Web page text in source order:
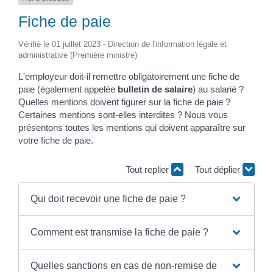
Fiche de paie
Vérifié le 01 juillet 2023 - Direction de l'information légale et
administrative (Première ministre)
L'employeur doit-il remettre obligatoirement une fiche de
paie (également appelée bulletin de salaire) au salarié ?
Quelles mentions doivent figurer sur la fiche de paie ?
Certaines mentions sont-elles interdites ? Nous vous
présentons toutes les mentions qui doivent apparaître sur
votre fiche de paie.
Tout replier Tout déplier
Qui doit recevoir une fiche de paie ?
Comment est transmise la fiche de paie ?
Quelles sanctions en cas de non-remise de